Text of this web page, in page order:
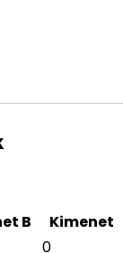
B
Kimenet
0